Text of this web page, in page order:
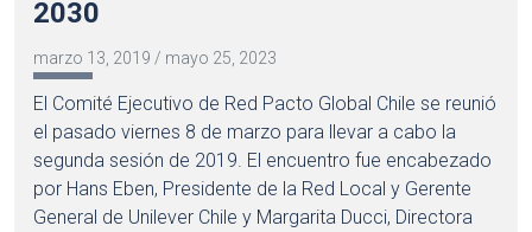
2030
marzo 13, 2019 / mayo 25, 2023
El Comité Ejecutivo de Red Pacto Global Chile se reunió
el pasado viernes 8 de marzo para llevar a cabo la
segunda sesión de 2019. El encuentro fue encabezado
por Hans Eben, Presidente de la Red Local y Gerente
General de Unilever Chile y Margarita Ducci, Directora